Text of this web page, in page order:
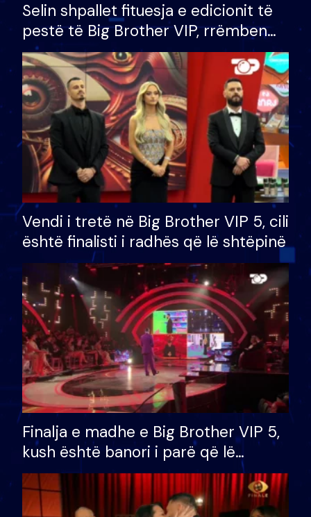
Selin shpallet fituesja e edicionit të
pestë të Big Brother VIP, rrëmben
çmimin e madh prej 100 mijë eurosh
Vendi i tretë në Big Brother VIP 5, cili
është finalisti i radhës që lë shtëpinë
Finalja e madhe e Big Brother VIP 5,
kush është banori i parë që lë
shtëpinë dhe humb mundësinë për
të fituar çmimin e madh